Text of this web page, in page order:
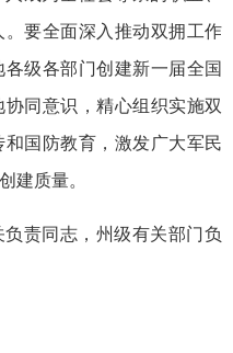
要全面深入推动双拥工作
级各部门创建新一届全国
同意识，精心组织实施双
国防教育，激发广大军民
建质量。
责同志，州级有关部门负